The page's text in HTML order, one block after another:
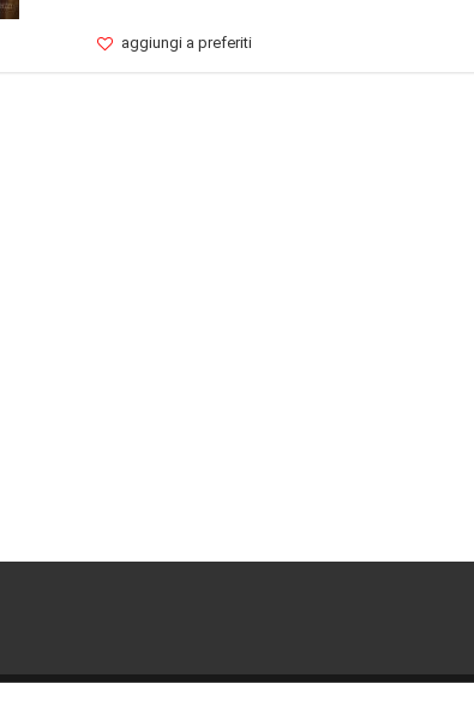
aggiungi a preferiti